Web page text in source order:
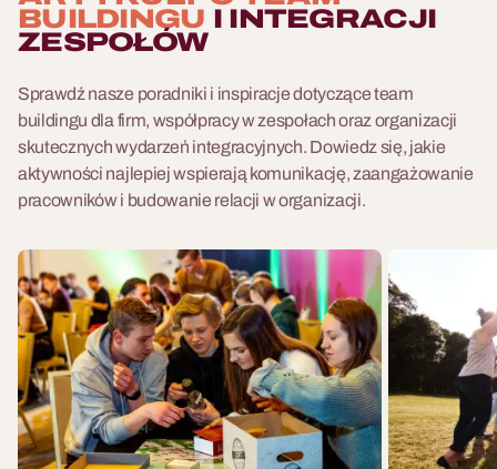
BUILDINGU I INTEGRACJI
ZESPOŁÓW
Sprawdź nasze poradniki i inspiracje dotyczące team
buildingu dla firm, współpracy w zespołach oraz organizacji
skutecznych wydarzeń integracyjnych. Dowiedz się, jakie
aktywności najlepiej wspierają komunikację, zaangażowanie
pracowników i budowanie relacji w organizacji.